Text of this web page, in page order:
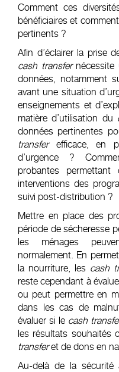
Comment ces
bénéficiaires et
pertinents ?
Afin d’éclairer la prise
cash transfernécessite
données, notamment
avant une situation
enseignements et
matière d’utilisation du
données pertinentes
transferefficace, en
d’urgence ?
probantes
interventions des
suivi post-distribution ?
Mettre en place des
période de sécheresse
les ménages
normalement. En
la nourriture, les cash
reste cependant à
ou peut permettre en
dans les cas de
évaluer si le cash
les résultats souhaités
transferet de dons en
Au-delà de la sécurité